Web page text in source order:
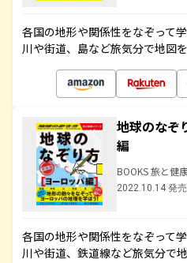
各国の地形や関係性をなぞって
川や街道、島など旅気分で地図
地球のな
編
BOOKS 旅と健
2022.10.14 発売
各国の地形や関係性をなぞって
川や街道、鉄道線など旅気分で